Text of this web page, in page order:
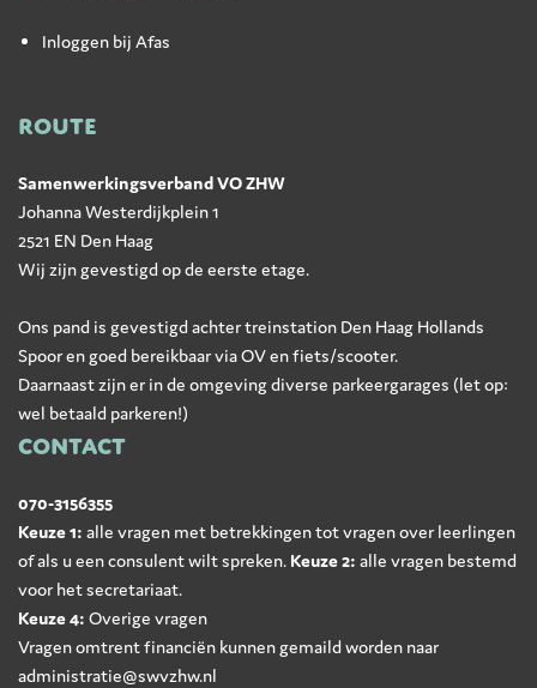
Inloggen bij Afas
ROUTE
Samenwerkingsverband VO ZHW
Johanna Westerdijkplein 1
2521 EN Den Haag
Wij zijn gevestigd op de eerste etage.
Ons pand is gevestigd achter treinstation Den Haag Hollands
Spoor en goed bereikbaar via OV en fiets/scooter.
Daarnaast zijn er in de omgeving diverse parkeergarages (let op:
wel betaald parkeren!)
CONTACT
070-3156355
Keuze 1: alle vragen met betrekkingen tot vragen over leerlingen
of als u een consulent wilt spreken. Keuze 2: alle vragen bestemd
voor het secretariaat.
Keuze 4: Overige vragen
Vragen omtrent financiën kunnen gemaild worden naar
administratie@swvzhw.nl